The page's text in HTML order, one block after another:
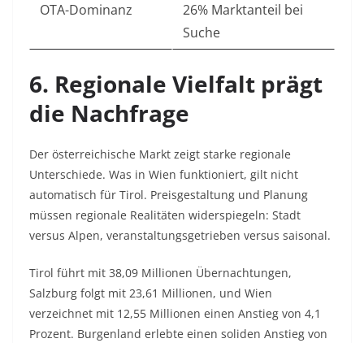
OTA-Dominanz
26% Marktanteil bei
Suche
6. Regionale Vielfalt prägt
die Nachfrage
Der österreichische Markt zeigt starke regionale
Unterschiede. Was in Wien funktioniert, gilt nicht
automatisch für Tirol. Preisgestaltung und Planung
müssen regionale Realitäten widerspiegeln: Stadt
versus Alpen, veranstaltungsgetrieben versus saisonal.​
Tirol führt mit 38,09 Millionen Übernachtungen,
Salzburg folgt mit 23,61 Millionen, und Wien
verzeichnet mit 12,55 Millionen einen Anstieg von 4,1
Prozent. Burgenland erlebte einen soliden Anstieg von